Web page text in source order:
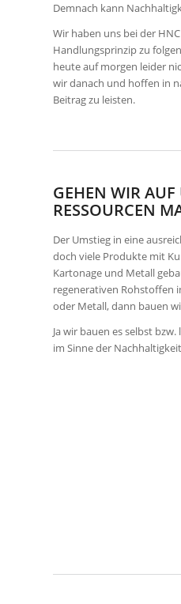
Demnach kann
Wir haben uns bei der
Handlungsprinzip zu
heute auf morgen leider
wir danach und hoffen in
Beitrag zu leisten.
GEHEN WIR
RESSOURCEN
Der Umstieg in eine
doch viele Produkte mit
Kartonage und Metall
regenerativen Rohstoffen
oder Metall, dann bauen
Ja wir bauen es selbst
im Sinne der